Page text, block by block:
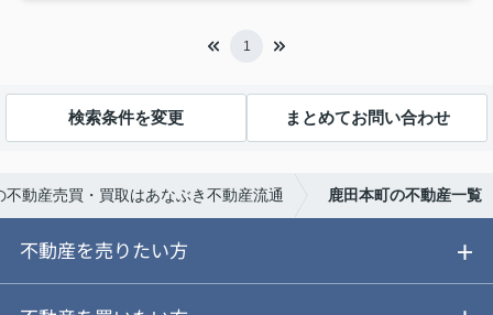
1
検索条件を変更 まとめてお問い合わせ
動産売買・買取はあなぶき不動産流通 鹿田本町の不動産一覧
不動産を売りたい方